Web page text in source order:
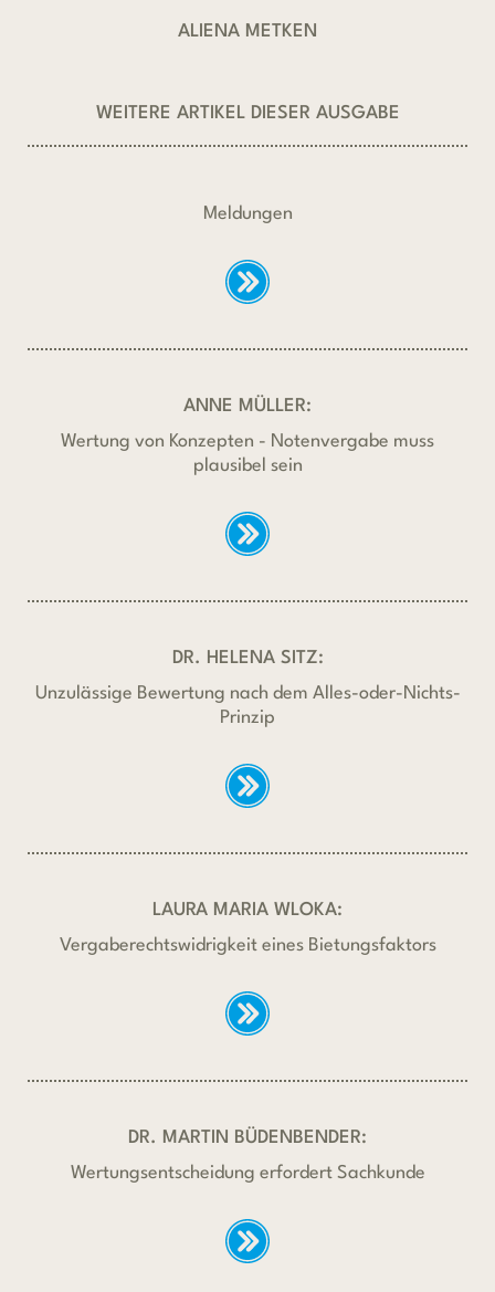
ALIENA METKEN
WEITERE ARTIKEL DIESER AUSGABE
Meldungen
ANNE MÜLLER:
Wertung von Konzepten - Notenvergabe muss
plausibel sein
DR. HELENA SITZ:
Unzulässige Bewertung nach dem Alles-oder-Nichts-
Prinzip
LAURA MARIA WLOKA:
Vergaberechtswidrigkeit eines Bietungsfaktors
DR. MARTIN BÜDENBENDER:
Wertungsentscheidung erfordert Sachkunde